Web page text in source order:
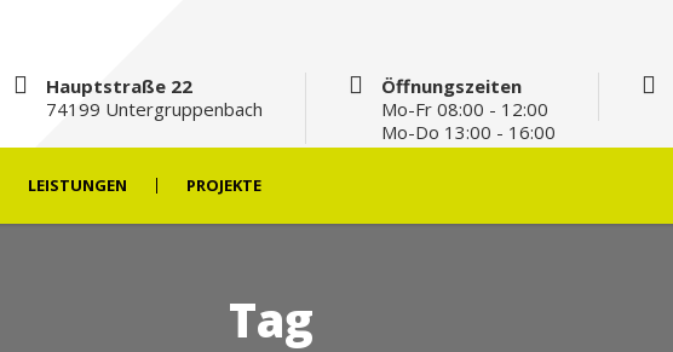
Hauptstraße 22
74199 Untergruppenbach
Öffnungszeiten
Mo-Fr 08:00 - 12:00
Mo-Do 13:00 - 16:00
LEISTUNGEN PROJEKTE
Tag